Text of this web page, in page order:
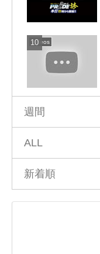
Videos
週間
ALL
新着順